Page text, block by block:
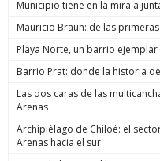
reflejando el fuerte lazo
Project, sostuvo que esa
como una señal de
Los cetáceos, conjunto que
mantienen vínculos complejos
sido observados en situaciones
nacimiento como a la muerte.
que este tipo de
atención en otros casos
llamada Tahlequah fue
Municipio tiene en la mira a
Mauricio Braun: de las
Playa Norte, un barrio
Barrio Prat: donde la historia
Las dos caras de las
Arenas
Archipiélago de Chiloé: el
Arenas hacia el sur